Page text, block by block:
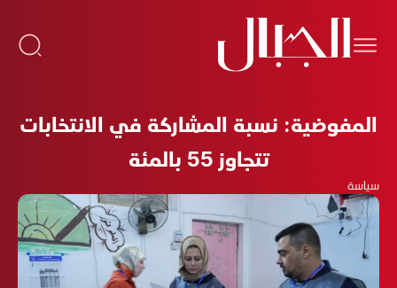
المفوضية: نسبة المشاركة في الانتخابات
تتجاوز 55 بالمئة
سياسة